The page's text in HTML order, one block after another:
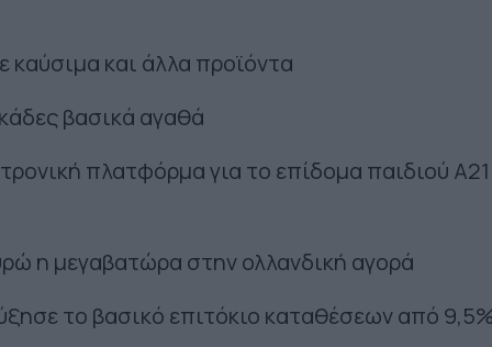
και άλλα προϊόντα
βασικά αγαθά
πλατφόρμα για το επίδομα παιδιού
η μεγαβατώρα στην ολλανδική αγορά
το βασικό επιτόκιο καταθέσεων από